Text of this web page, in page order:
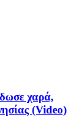
χαρά,
(Video)